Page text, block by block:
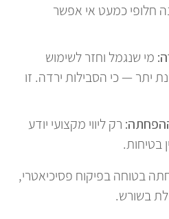
חלופי כמעט אי אפשר
מי שנגמל וחזר לשימוש
יתר — כי הסבילות ירדה. זו
רק ליווי מקצועי יודע
בטיחות.
בטוחה בפיקוח פסיכיאטרי,
בשורש.